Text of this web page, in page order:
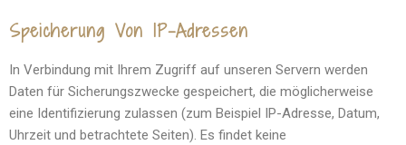
Speicherung Von IP-Adressen
In Verbindung mit Ihrem Zugriff auf unseren Servern werden
Daten für Sicherungszwecke gespeichert, die möglicherweise
eine Identifizierung zulassen (zum Beispiel IP-Adresse, Datum,
Uhrzeit und betrachtete Seiten). Es findet keine